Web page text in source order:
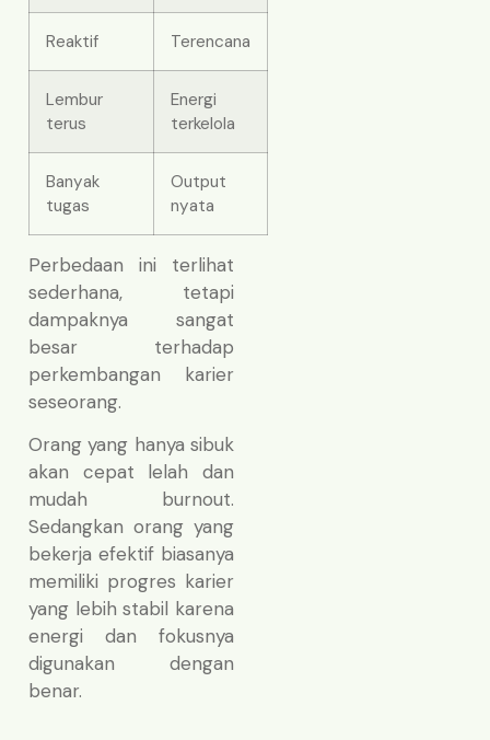
Reaktif Terencana
Lembur
terus
Energi
terkelola
Banyak
tugas
Output
nyata
Perbedaan ini terlihat
sederhana, tetapi
dampaknya sangat
besar terhadap
perkembangan karier
seseorang.
Orang yang hanya sibuk
akan cepat lelah dan
mudah burnout.
Sedangkan orang yang
bekerja efektif biasanya
memiliki progres karier
yang lebih stabil karena
energi dan fokusnya
digunakan dengan
benar.